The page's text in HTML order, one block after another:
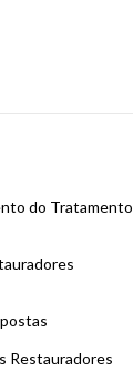
do Tratamento
Restauradores